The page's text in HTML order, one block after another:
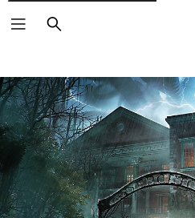
Buscar